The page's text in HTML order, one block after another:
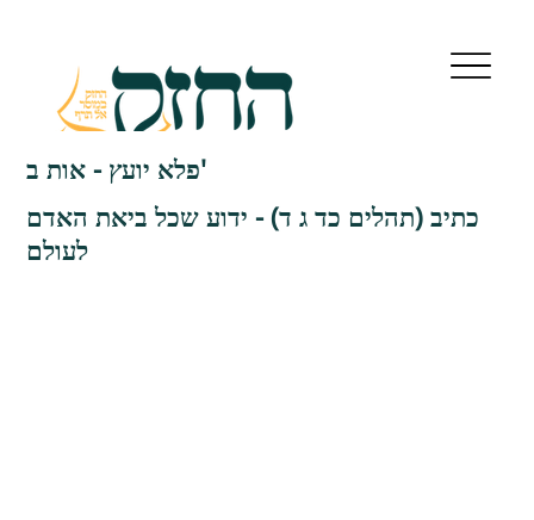
פלא יועץ - אות ב'
כתיב (תהלים כד ג ד) - ידוע שכל ביאת האדם
לעולם